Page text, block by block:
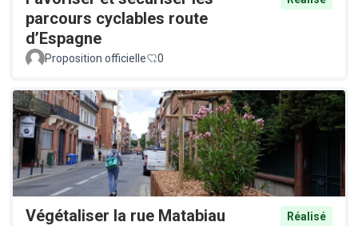
parcours cyclables route
d’Espagne
Proposition officielle 0
Végétaliser la rue Matabiau
Réalisé